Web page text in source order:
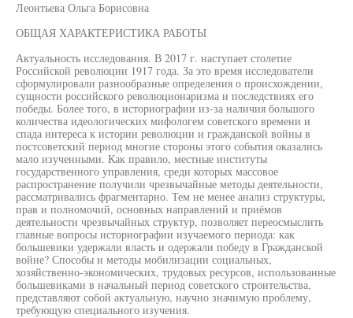
Леонтьева Ольга Борисовна
ОБЩАЯ ХАРАКТЕРИСТИКА РАБОТЫ
Актуальность исследования. В 2017 г. наступает столетие
Российской революции 1917 года. За это время исследователи
сформулировали разнообразные определения о происхождении,
сущности российского революционаризма и последствиях его
победы. Более того, в историографии из-за наличия большого
количества идеологических мифологем советского времени и
спада интереса к истории революции и гражданской войны в
постсоветский период многие стороны этого события оказались
мало изученными. Как правило, местные институты
государственного управления, среди которых массовое
распространение получили чрезвычайные методы деятельности,
рассматривались фрагментарно. Тем не менее анализ структуры,
прав и полномочий, основных направлений и приёмов
деятельности чрезвычайных структур, позволяет переосмыслить
главные вопросы историографии изучаемого периода: как
большевики удержали власть и одержали победу в Гражданской
войне? Способы и методы мобилизации социальных,
хозяйственно-экономических, трудовых ресурсов, использованные
большевиками в начальный период советского строительства,
представляют собой актуальную, научно значимую проблему,
требующую специального изучения.